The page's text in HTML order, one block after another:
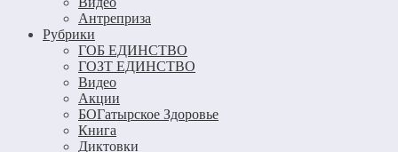
Антреприза
Рубрики
ГОБ ЕДИНСТВО
ГОЗТ ЕДИНСТВО
Видео
Акции
БОГатырское Здоровье
Книга
Диктовки